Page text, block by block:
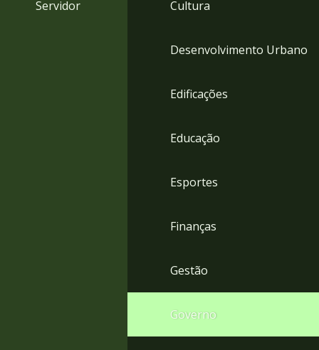
Servidor Cultura
Desenvolvimento Urbano
Edificações
Educação
Esportes
Finanças
Gestão
Governo